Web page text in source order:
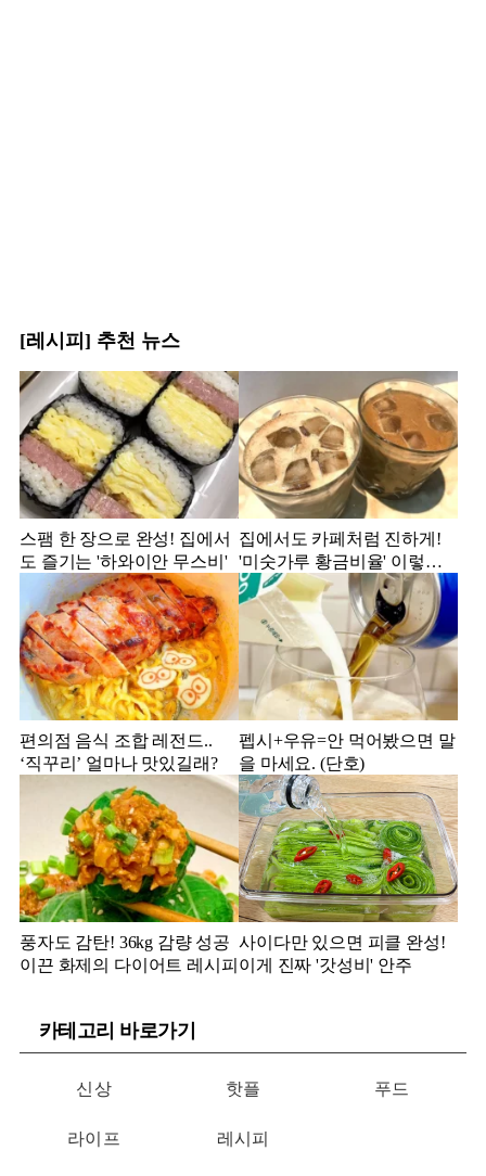
[레시피] 추천 뉴스
스팸 한 장으로 완성! 집에서
도 즐기는 '하와이안 무스비'
집에서도 카페처럼 진하게!
'미숫가루 황금비율' 이렇게
만 해보세요!
편의점 음식 조합 레전드..
‘직꾸리’ 얼마나 맛있길래?
펩시+우유=안 먹어봤으면 말
을 마세요. (단호)
풍자도 감탄! 36kg 감량 성공
이끈 화제의 다이어트 레시피
사이다만 있으면 피클 완성!
이게 진짜 '갓성비' 안주
카테고리 바로가기
신상 핫플 푸드
라이프 레시피